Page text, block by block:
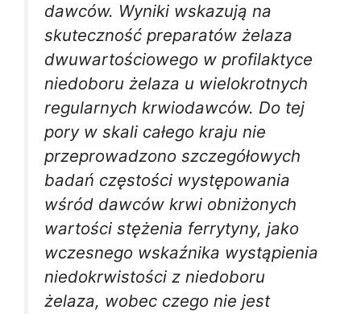
dawców. Wyniki wskazują na
skuteczność preparatów żelaza
dwuwartościowego w profilaktyce
niedoboru żelaza u wielokrotnych
regularnych krwiodawców. Do tej
pory w skali całego kraju nie
przeprowadzono szczegółowych
badań częstości występowania
wśród dawców krwi obniżonych
wartości stężenia ferrytyny, jako
wczesnego wskaźnika wystąpienia
niedokrwistości z niedoboru
żelaza, wobec czego nie jest